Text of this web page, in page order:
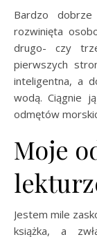
Bardzo
rozwinięta
drugo- czy
pierwszych
inteligentna, a
wodą. Ciągnie
odmętów
Moje
Jestem mile
książka, a